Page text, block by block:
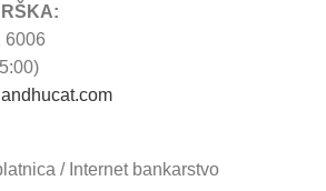
6006
/ Internet bankarstvo